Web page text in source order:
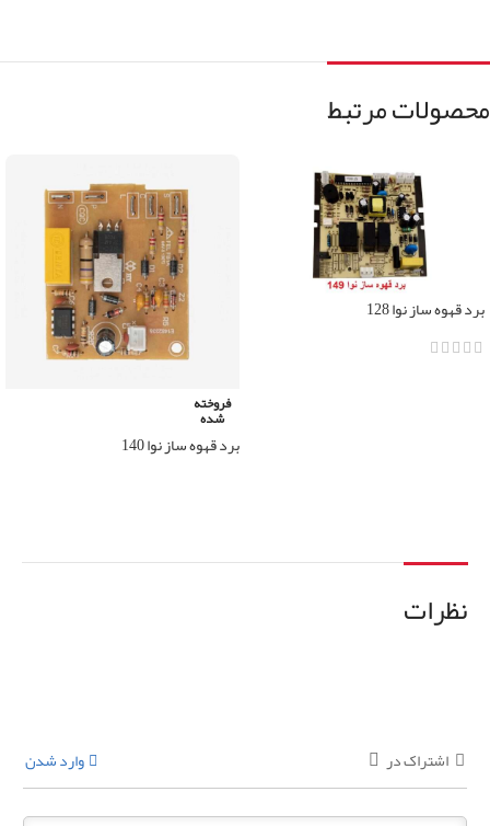
محصولات مرتبط
برد قهوه ساز نوا 128
فروخته
شده
برد قهوه ساز نوا 140
نظرات
اشتراک در وارد شدن